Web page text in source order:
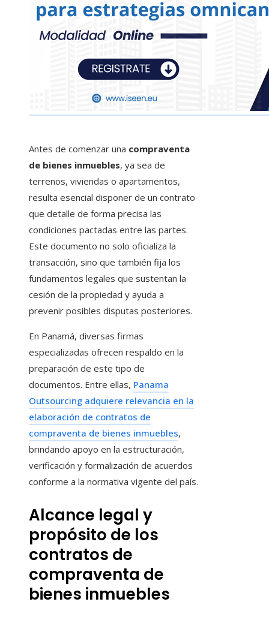
Antes de comenzar una compraventa
de bienes inmuebles, ya sea de
terrenos, viviendas o apartamentos,
resulta esencial disponer de un contrato
que detalle de forma precisa las
condiciones pactadas entre las partes.
Este documento no solo oficializa la
transacción, sino que también fija los
fundamentos legales que sustentan la
cesión de la propiedad y ayuda a
prevenir posibles disputas posteriores.
En Panamá, diversas firmas
especializadas ofrecen respaldo en la
preparación de este tipo de
documentos. Entre ellas, Panama
Outsourcing adquiere relevancia en la
elaboración de contratos de
compraventa de bienes inmuebles,
brindando apoyo en la estructuración,
verificación y formalización de acuerdos
conforme a la normativa vigente del país.
Alcance legal y
propósito de los
contratos de
compraventa de
bienes inmuebles